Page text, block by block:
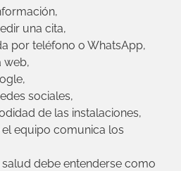
una cita,
por teléfono o WhatsApp,
web,
sociales,
de las instalaciones,
equipo comunica los
debe entenderse como